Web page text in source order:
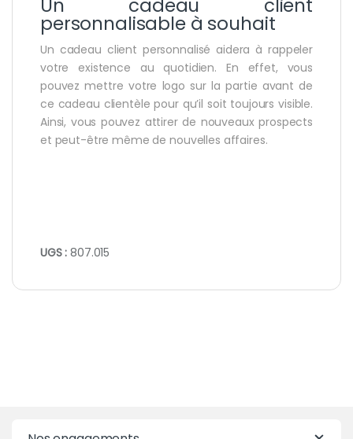
Un cadeau client
personnalisable à souhait
Un cadeau client personnalisé aidera à rappeler
votre existence au quotidien. En effet, vous
pouvez mettre votre logo sur la partie avant de
ce cadeau clientèle pour qu’il soit toujours visible.
Ainsi, vous pouvez attirer de nouveaux prospects
et peut-être même de nouvelles affaires.
UGS :807.015